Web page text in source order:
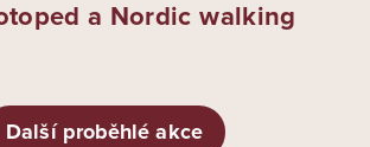
a Nordic walking
Další proběhlé akce